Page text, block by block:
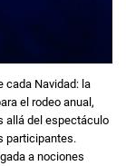
cada Navidad: la
el rodeo anual,
allá del espectáculo
participantes.
a nociones